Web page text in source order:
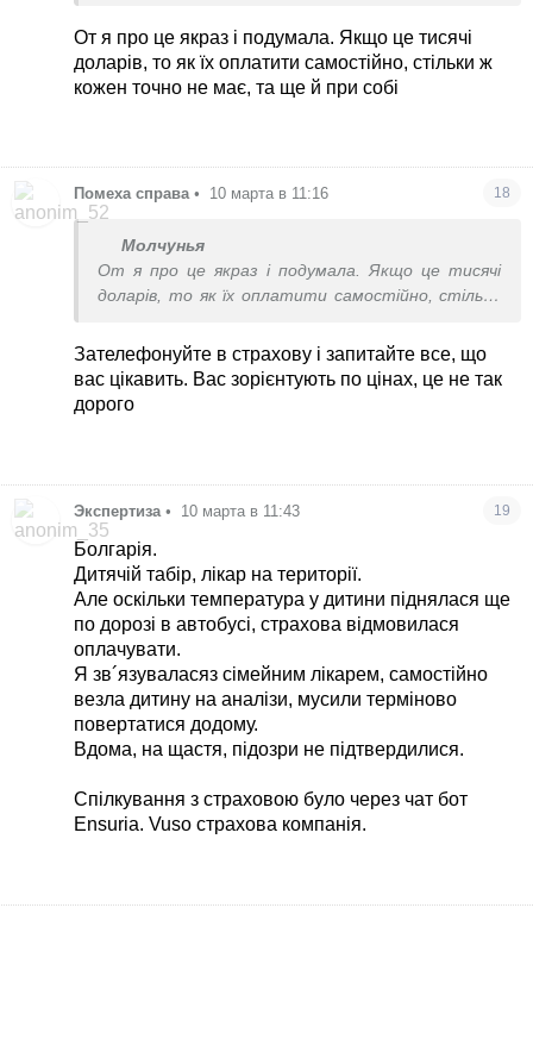
От я про це якраз і подумала. Якщо це тисячі
доларів, то як їх оплатити самостійно, стільки ж
кожен точно не має, та ще й при собі
Помеха справа • 10 марта в 11:16 18
Молчунья
От я про це якраз і подумала. Якщо це тисячі
доларів, то як їх оплатити самостійно, стільки
Зателефонуйте в страхову і запитайте все, що
вас цікавить. Вас зорієнтують по цінах, це не так
дорого
Экспертиза • 10 марта в 11:43 19
Болгарія.
Дитячій табір, лікар на території.
Але оскільки температура у дитини піднялася ще
по дорозі в автобусі, страхова відмовилася
оплачувати.
Я зв´язуваласяз сімейним лікарем, самостійно
везла дитину на аналізи, мусили терміново
повертатися додому.
Вдома, на щастя, підозри не підтвердилися.
Спілкування з страховою було через чат бот
Ensuria. Vuso страхова компанія.